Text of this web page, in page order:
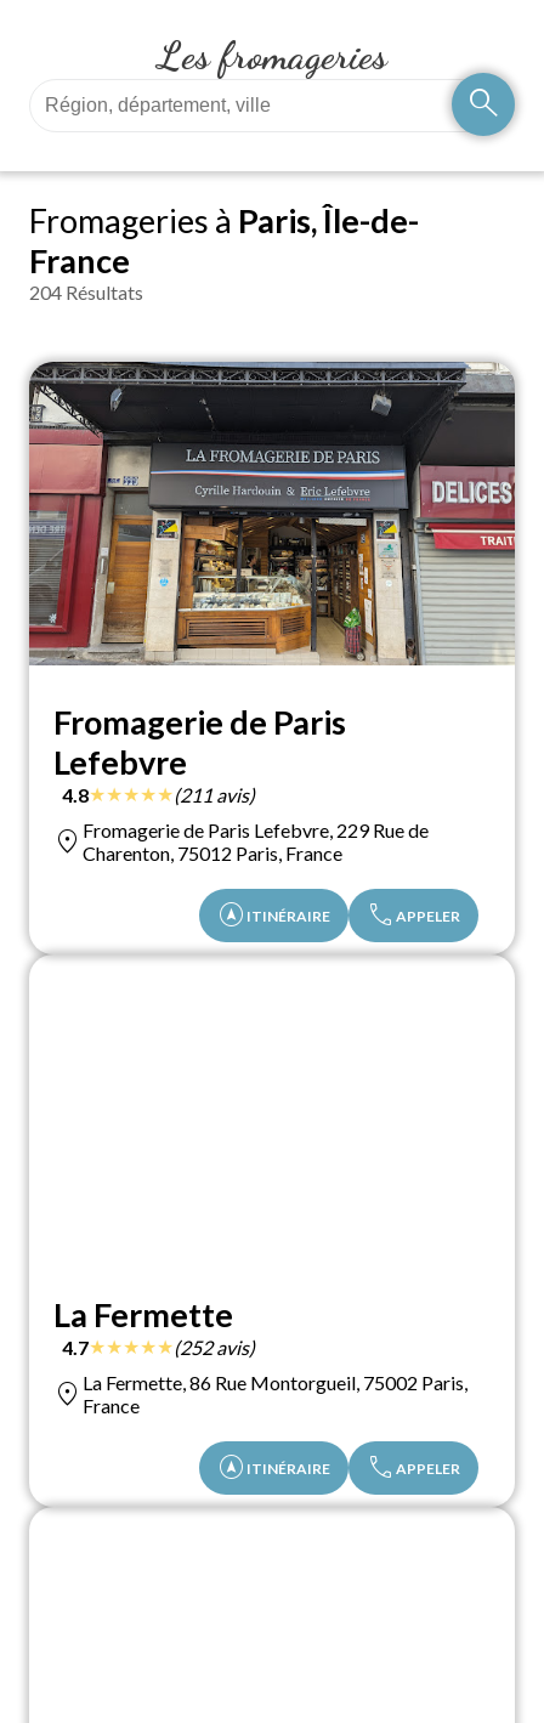
Les fromageries
search
Fromageries à Paris, Île-de-
France
204 Résultats
Fromagerie de Paris
Lefebvre
4.8★★★★★(211 avis)
location_on Fromagerie de Paris Lefebvre, 229 Rue de
Charenton, 75012 Paris, France
assistant_navigation ITINÉRAIRE call APPELER
La Fermette
4.7★★★★★(252 avis)
location_on La Fermette, 86 Rue Montorgueil, 75002 Paris,
France
assistant_navigation ITINÉRAIRE call APPELER